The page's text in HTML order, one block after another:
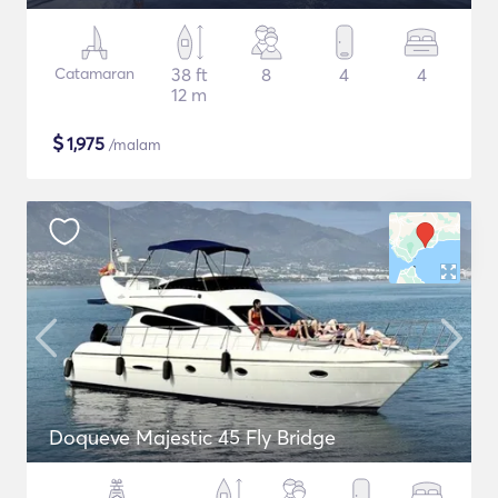
Catamaran
38 ft
12 m
8 4 4
$1,975 /malam
Doqueve Majestic 45 Fly Bridge